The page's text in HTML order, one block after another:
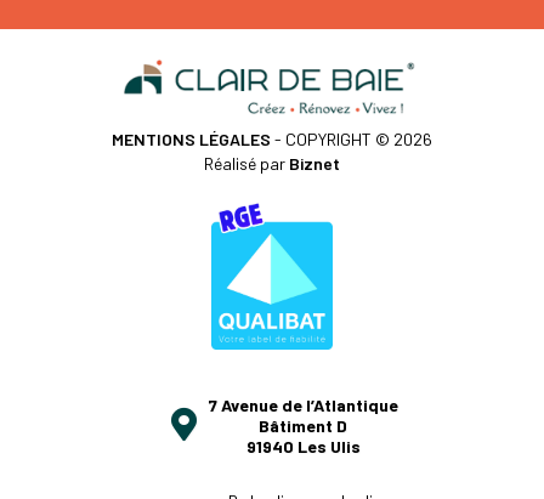
7 Avenue de l’Atlantique
Bâtiment D
91940 Les Ulis
MENTIONS LÉGALES - COPYRIGHT © 2026
Réalisé par Biznet